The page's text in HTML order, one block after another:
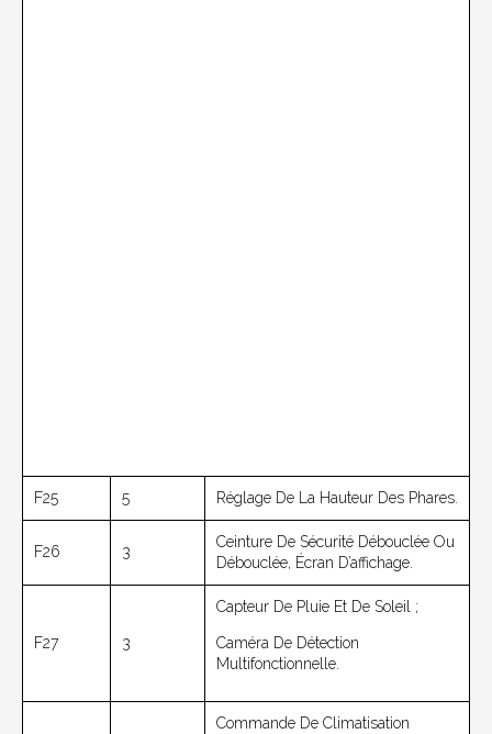
F25 5 Réglage De La Hauteur Des Phares.
F26 3
Ceinture De Sécurité Débouclée Ou
Débouclée, Écran D’affichage.
F27 3
Capteur De Pluie Et De Soleil ;
Caméra De Détection
Multifonctionnelle.
Commande De Climatisation